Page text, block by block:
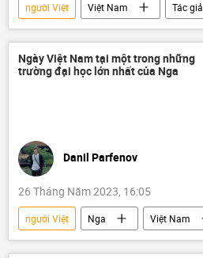
người Việt Việt Nam
Tác giả
Quan điểm-Ý kiến
Châu Âu
phương Tây
cuộc biểu tình
Kinh tế
Xã hội
Ngày Việt Nam tại một trong những
trường đại học lớn nhất của Nga
Danil Parfenov
26 Tháng Năm 2023, 16:05
người Việt Nga
Việt Nam
Hợp tác Nga-Việt
Văn hóa